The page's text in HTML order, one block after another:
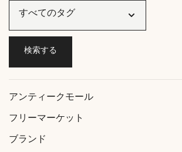
アンティークモール
フリーマーケット
ブランド